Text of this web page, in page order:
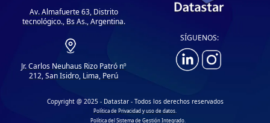
Av. Almafuerte 63, Distrito
tecnológico., Bs As., Argentina.
Jr. Carlos Neuhaus Rizo Patró nº
212, San Isidro, Lima, Perú
SÍGUENOS:
Copyright @ 2025 - Datastar - Todos los derechos reservados
Política de Privacidad y uso de datos.
Política del Sistema de Gestión Integrado.